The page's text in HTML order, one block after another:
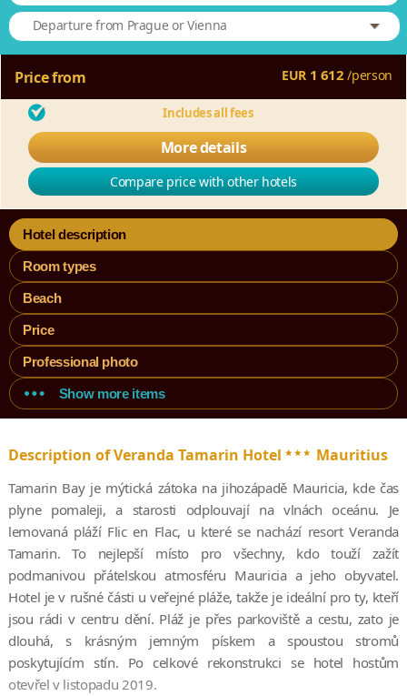
Departure from Prague or Vienna
Price from EUR 1 612 /person
Includes all fees
More details
Compare price with other hotels
Hotel description
Room types
Beach
Price
Professional photo
Show more items
Description of Veranda Tamarin Hotel *** Mauritius
Tamarin Bay je mýtická zátoka na jihozápadě Mauricia, kde čas
plyne pomaleji, a starosti odplouvají na vlnách oceánu. Je
lemovaná pláží Flic en Flac, u které se nachází resort Veranda
Tamarin. To nejlepší místo pro všechny, kdo touží zažít
podmanivou přátelskou atmosféru Mauricia a jeho obyvatel.
Hotel je v rušné části u veřejné pláže, takže je ideální pro ty, kteří
jsou rádi v centru dění. Pláž je přes parkoviště a cestu, zato je
dlouhá, s krásným jemným pískem a spoustou stromů
poskytujícím stín. Po celkové rekonstrukci se hotel hostům
otevřel v listopadu 2019.